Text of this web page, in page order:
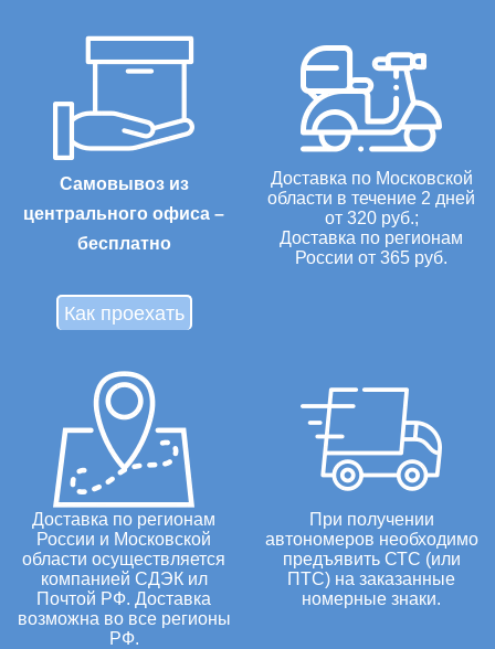
Самовывоз из
центрального офиса –
бесплатно
Как проехать
Доставка по Московской
области в течение 2 дней
от 320 руб.;
Доставка по регионам
России от 365 руб.
Доставка по регионам
России и Московской
области осуществляется
компанией СДЭК ил
Почтой РФ. Доставка
возможна во все регионы
РФ.
При получении
автономеров необходимо
предъявить СТС (или
ПТС) на заказанные
номерные знаки.